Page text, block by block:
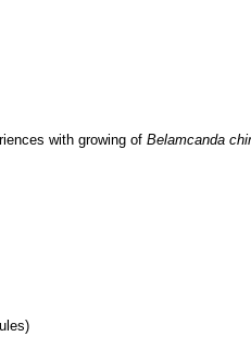
with growing of Belamcanda